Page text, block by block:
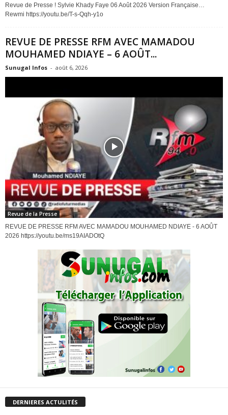
Revue de Presse ! Sylvie Khady Faye 06 Août 2026 Version Française…
Rewmi https://youtu.be/T-s-Qqh-y1o
REVUE DE PRESSE RFM AVEC MAMADOU
MOUHAMED NDIAYE – 6 AOÛT...
Sunugal Infos - août 6, 2026
Revue de la Presse
REVUE DE PRESSE RFM AVEC MAMADOU MOUHAMED NDIAYE - 6 AOÛT
2026 https://youtu.be/ms19AIADOtQ
DERNIERES ACTULITÉS